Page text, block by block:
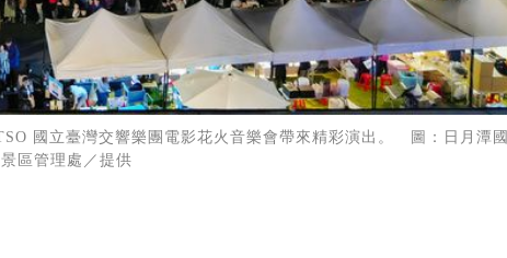
國立臺灣交響樂團電影花火音樂會帶來精彩演出。 圖：日月潭國
區管理處／提供